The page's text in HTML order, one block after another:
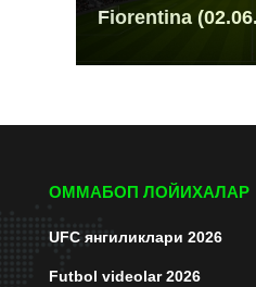
Fiorentina
ОММАБОП ЛОЙИХАЛАР
UFC янгиликлари 2026
Futbol videolar 2026